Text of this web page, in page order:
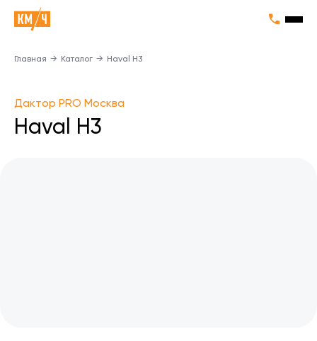
Главная → Каталог → Haval H3
Дактор PRO Москва
Haval H3